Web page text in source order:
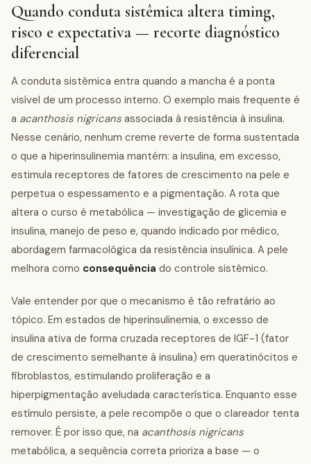
Quando conduta sistêmica altera timing,
risco e expectativa — recorte diagnóstico
diferencial
A conduta sistêmica entra quando a mancha é a ponta
visível de um processo interno. O exemplo mais frequente é
a acanthosis nigricans associada à resistência à insulina.
Nesse cenário, nenhum creme reverte de forma sustentada
o que a hiperinsulinemia mantém: a insulina, em excesso,
estimula receptores de fatores de crescimento na pele e
perpetua o espessamento e a pigmentação. A rota que
altera o curso é metabólica — investigação de glicemia e
insulina, manejo de peso e, quando indicado por médico,
abordagem farmacológica da resistência insulínica. A pele
melhora como consequência do controle sistêmico.
Vale entender por que o mecanismo é tão refratário ao
tópico. Em estados de hiperinsulinemia, o excesso de
insulina ativa de forma cruzada receptores de IGF-1 (fator
de crescimento semelhante à insulina) em queratinócitos e
fibroblastos, estimulando proliferação e a
hiperpigmentação aveludada característica. Enquanto esse
estímulo persiste, a pele recompõe o que o clareador tenta
remover. É por isso que, na acanthosis nigricans
metabólica, a sequência correta prioriza a base — o